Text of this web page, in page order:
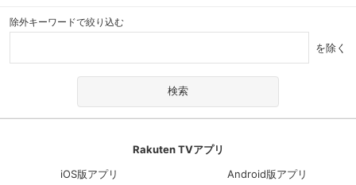
除外キーワードで絞り込む
を除く
Rakuten TVアプリ
iOS版アプリ
Android版アプリ